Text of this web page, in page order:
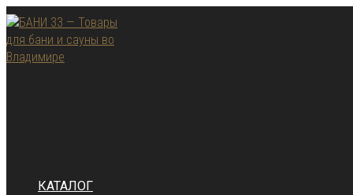
Перейти
к
содержимому
КАТАЛОГ